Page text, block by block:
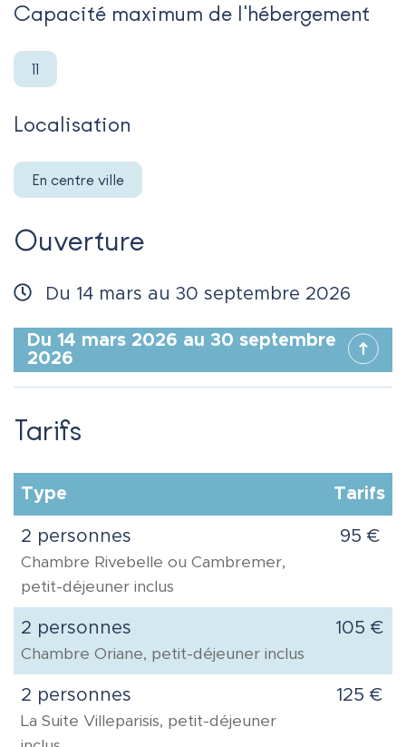
Capacité maximum de l'hébergement
11
Localisation
En centre ville
Ouverture
Du 14 mars au 30 septembre 2026
Du 14 mars 2026 au 30 septembre
2026
Tarifs
Type Tarifs
2 personnes
Chambre Rivebelle ou Cambremer,
petit-déjeuner inclus
95 €
2 personnes
Chambre Oriane, petit-déjeuner inclus
105 €
2 personnes
La Suite Villeparisis, petit-déjeuner
125 €